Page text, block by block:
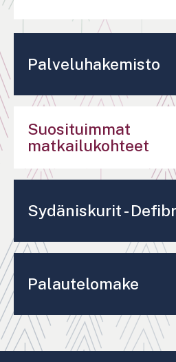
Palveluhakemisto
Suosituimmat
matkailukohteet
Sydäniskurit -
Palautelomake